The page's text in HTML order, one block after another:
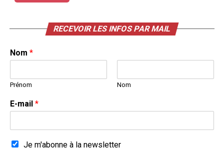
RECEVOIR LES INFOS PAR MAIL
Nom *
Prénom Nom
E-mail *
Je m'abonne à la newsletter